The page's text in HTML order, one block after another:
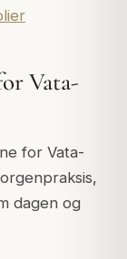
Vata-
for Vata-
dagen og